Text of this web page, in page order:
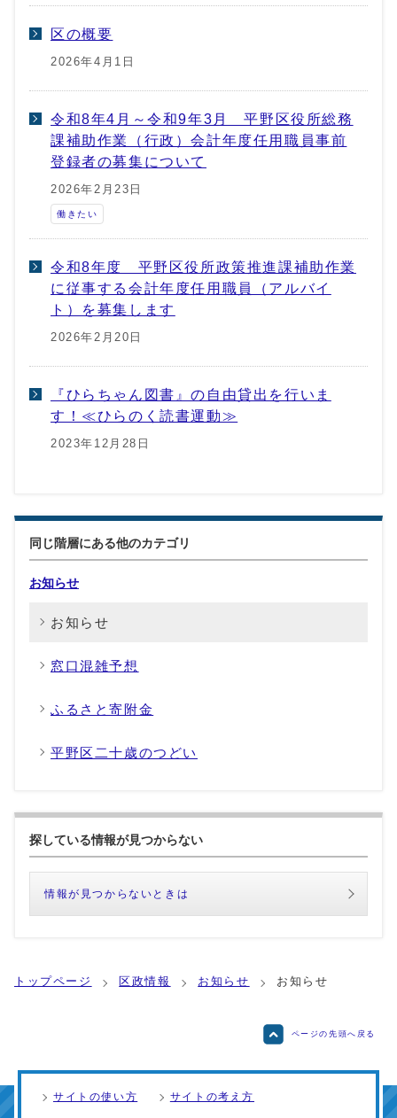
区の概要
2026年4月1日
令和8年4月～令和9年3月 平野区役所総務
課補助作業（行政）会計年度任用職員事前
登録者の募集について
2026年2月23日
働きたい
令和8年度 平野区役所政策推進課補助作業
に従事する会計年度任用職員（アルバイ
ト）を募集します
2026年2月20日
『ひらちゃん図書』の自由貸出を行いま
す！≪ひらのく読書運動≫
2023年12月28日
同じ階層にある他のカテゴリ
お知らせ
お知らせ
窓口混雑予想
ふるさと寄附金
平野区二十歳のつどい
探している情報が見つからない
情報が見つからないときは
トップページ 区政情報 お知らせ お知らせ
ページの先頭へ戻る
サイトの使い方 サイトの考え方